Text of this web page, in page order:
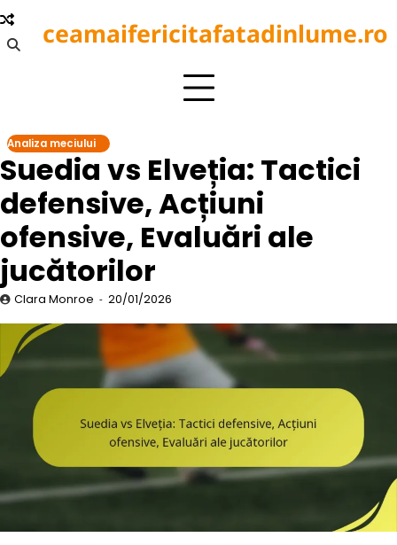
Skip
to
content
ceamaifericitafatadinlume.ro
Analiza meciului
Suedia vs Elveția: Tactici
defensive, Acțiuni
ofensive, Evaluări ale
jucătorilor
Clara Monroe 20/01/2026